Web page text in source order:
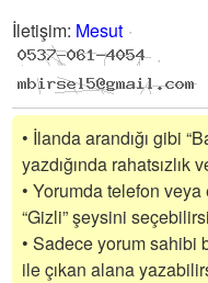
İletişim: Mesut
• İlanda arandığı gibi
yazdığında rahatsızlık
• Yorumda telefon
“Gizli” şeysini
• Sadece yorum sahibi
ile çıkan alana